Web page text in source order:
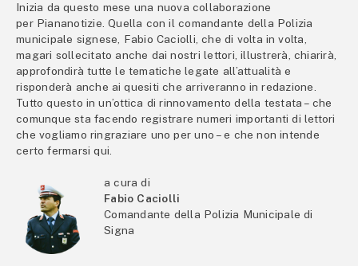
Inizia da questo mese una nuova collaborazione
per Piananotizie. Quella con il comandante della Polizia
municipale signese, Fabio Caciolli, che di volta in volta,
magari sollecitato anche dai nostri lettori, illustrerà, chiarirà,
approfondirà tutte le tematiche legate all’attualità e
risponderà anche ai quesiti che arriveranno in redazione.
Tutto questo in un’ottica di rinnovamento della testata – che
comunque sta facendo registrare numeri importanti di lettori
che vogliamo ringraziare uno per uno – e che non intende
certo fermarsi qui.
a cura di
Fabio Caciolli
Comandante della Polizia Municipale di
Signa